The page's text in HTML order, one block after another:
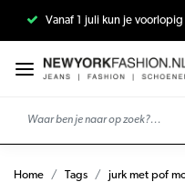
Vanaf 1 juli kun je
Home Tags jurk met pof